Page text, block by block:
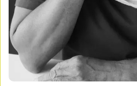
Mon Salon
Programmation
Pour enregistrer
connectez-vous ou
Mon Salon